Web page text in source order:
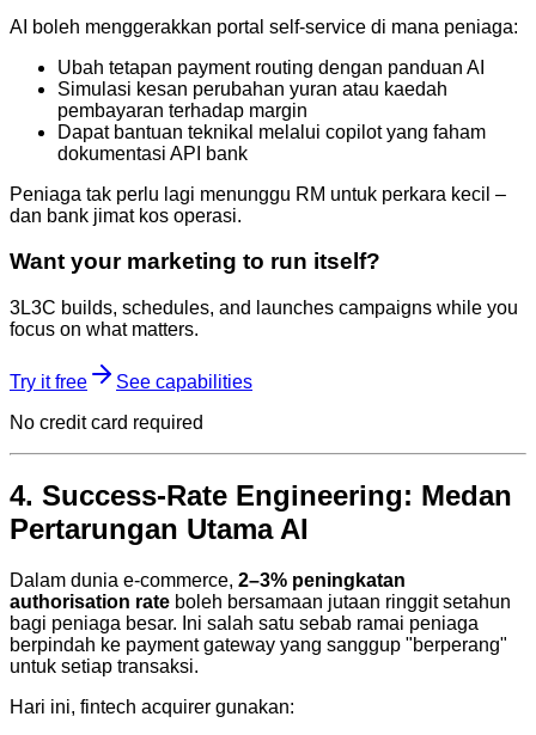
AI boleh menggerakkan portal self-service di mana peniaga:
Ubah tetapan payment routing dengan panduan AI
Simulasi kesan perubahan yuran atau kaedah
pembayaran terhadap margin
Dapat bantuan teknikal melalui copilot yang faham
dokumentasi API bank
Peniaga tak perlu lagi menunggu RM untuk perkara kecil –
dan bank jimat kos operasi.
Want your marketing to run itself?
3L3C builds, schedules, and launches campaigns while you
focus on what matters.
Try it free
See capabilities
No credit card required
4. Success-Rate Engineering: Medan
Pertarungan Utama AI
Dalam dunia e‑commerce, 2–3% peningkatan
authorisation rate boleh bersamaan jutaan ringgit setahun
bagi peniaga besar. Ini salah satu sebab ramai peniaga
berpindah ke payment gateway yang sanggup "berperang"
untuk setiap transaksi.
Hari ini, fintech acquirer gunakan: